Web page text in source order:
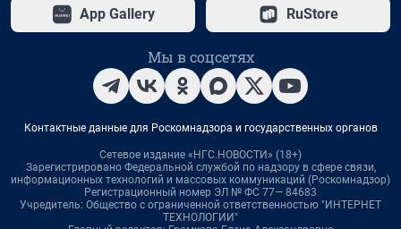
App Gallery RuStore
Мы в соцсетях
Контактные данные для Роскомнадзора и государственных органов
Сетевое издание «НГС.НОВОСТИ» (18+)
Зарегистрировано Федеральной службой по надзору в сфере связи,
информационных технологий и массовых коммуникаций (Роскомнадзор)
Регистрационный номер ЭЛ № ФС 77— 84683
Учредитель: Общество с ограниченной ответственностью "ИНТЕРНЕТ
ТЕХНОЛОГИИ"